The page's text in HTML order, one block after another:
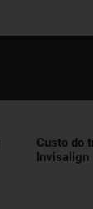
Custo do
Invisalign